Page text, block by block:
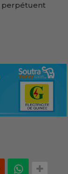
perpétuent